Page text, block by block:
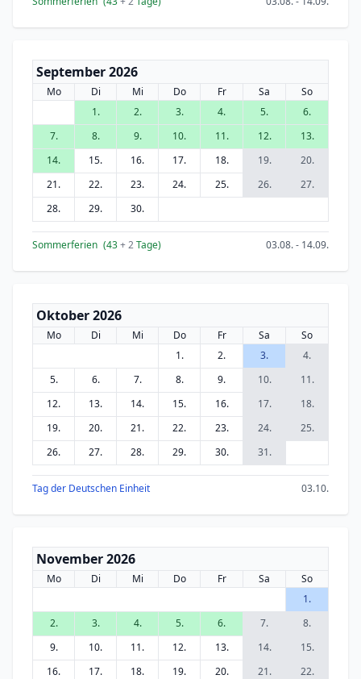
September 2026
Mo Di Mi Do Fr Sa
So
1.
2. 3. 4. 5.
6.
7.
8. 9. 10. 11. 12.
13.
14.
15. 16. 17. 18. 19.
20.
21.
22. 23. 24. 25. 26.
27.
28.
29. 30.
Sommerferien (43+ 2Tage) 03.08. - 14.09.
Oktober 2026
Mo Di Mi Do Fr Sa
So
1.
2. 3.
4.
5.
6. 7. 8. 9. 10.
11.
12.
13. 14. 15. 16. 17.
18.
19.
20. 21. 22. 23. 24.
25.
26.
27. 28. 29. 30. 31.
Tag der Deutschen Einheit 03.10.
November 2026
Mo Di Mi Do Fr Sa
So
1.
2.
3. 4. 5. 6. 7.
8.
9.
10. 11. 12. 13. 14.
15.
16.
17. 18. 19. 20. 21.
22.